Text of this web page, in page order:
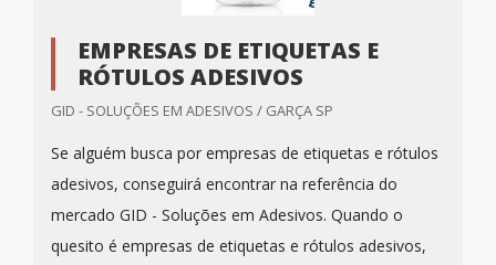
EMPRESAS DE ETIQUETAS E
RÓTULOS ADESIVOS
GID - SOLUÇÕES EM ADESIVOS / GARÇA SP
Se alguém busca por empresas de etiquetas e rótulos
adesivos, conseguirá encontrar na referência do
mercado GID - Soluções em Adesivos. Quando o
quesito é empresas de etiquetas e rótulos adesivos,